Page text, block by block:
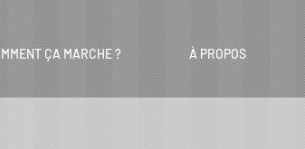
ÇA MARCHE ? À PROPOS